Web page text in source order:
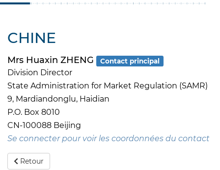
CHINE
Mrs Huaxin ZHENG Contact principal
Division Director
State Administration for Market Regulation (SAMR)
9, Mardiandonglu, Haidian
P.O. Box 8010
CN-100088 Beijing
Se connecter pour voir les coordonnées du contact
Retour